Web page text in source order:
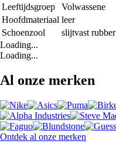
Leeftijdsgroep
Volwassene
Hoofdmateriaal leer
Schoenzool
slijtvast rubber
Loading...
Loading...
Al onze merken
Ontdek al onze merken